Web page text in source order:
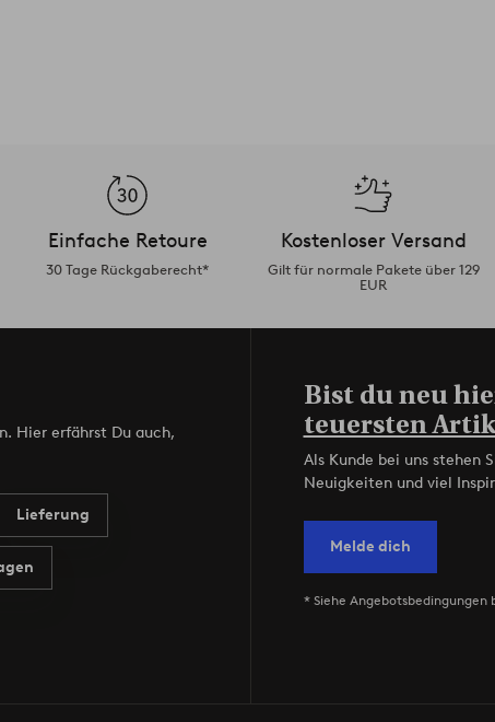
Einfache Retoure
30 Tage Rückgaberecht*
Kostenloser Versand
Gilt für normale Pakete über 129
EUR
Hier erfährst Du auch,
Lieferung
Bist du neu
teuersten
Als Kunde bei uns stehen
Neuigkeiten und viel
Melde dich
* Siehe Angebotsbedingungen